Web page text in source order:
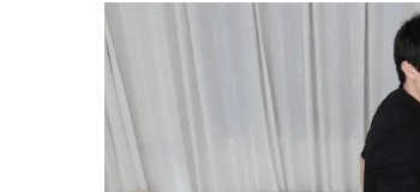
Os causos
Voto